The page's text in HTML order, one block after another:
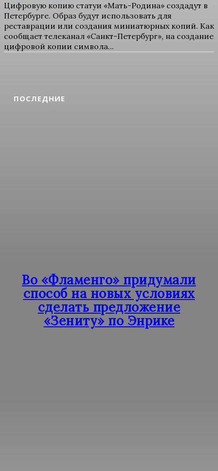
ПОСЛЕДНИЕ
Во «Фламенго» придумали
способ на новых условиях
сделать предложение
«Зениту» по Энрике
Цифровую копию статуи «Мать-Родина» создадут в
Петербурге. Образ будут использовать для
реставрации или создания миниатюрных копий. Как
сообщает телеканал «Санкт-Петербург», на создание
цифровой копии символа...